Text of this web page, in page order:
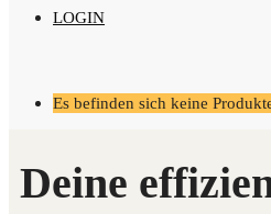
LOGIN
Es befinden sich keine